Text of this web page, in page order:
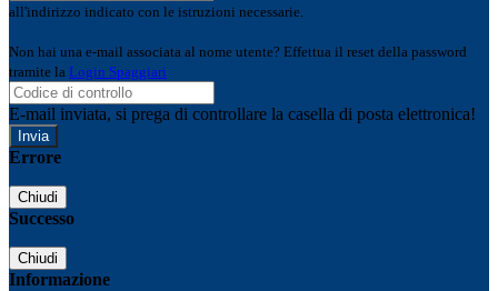
all'indirizzo indicato con le istruzioni necessarie.
Non hai una e-mail associata al nome utente? Effettua il reset della password
tramite la Login Spaggiari
E-mail inviata, si prega di controllare la casella di posta elettronica!
Errore
Chiudi
Successo
Chiudi
Informazione